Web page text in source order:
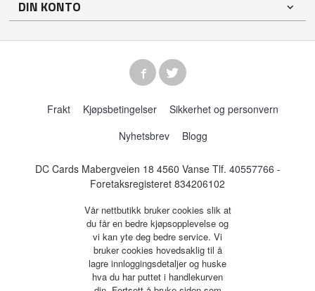
DIN KONTO
Frakt Kjøpsbetingelser
Sikkerhet og personvern
Nyhetsbrev
Blogg
DC Cards Mabergveien 18 4560 Vanse Tlf. 40557766 -
Foretaksregisteret 834206102
Vår nettbutikk bruker cookies slik at
du får en bedre kjøpsopplevelse og
vi kan yte deg bedre service. Vi
bruker cookies hovedsaklig til å
lagre innloggingsdetaljer og huske
hva du har puttet i handlekurven